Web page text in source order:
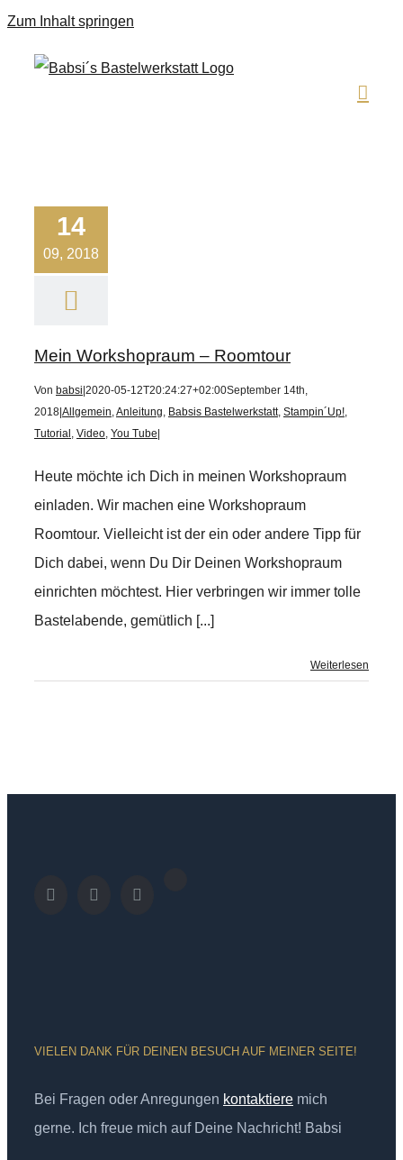
Zum Inhalt springen
14
09, 2018
Mein Workshopraum – Roomtour
Von babsi 2020-05-12T20:24:27+02:00September 14th,
2018 Allgemein,Anleitung, Babsis Bastelwerkstatt, Stampin´Up!,
Tutorial , Video, You Tube
Heute möchte ich Dich in meinen Workshopraum
einladen. Wir machen eine Workshopraum
Roomtour. Vielleicht ist der ein oder andere Tipp für
Dich dabei, wenn Du Dir Deinen Workshopraum
einrichten möchtest. Hier verbringen wir immer tolle
Bastelabende, gemütlich [...]
Weiterlesen
VIELEN DANK FÜR DEINEN BESUCH AUF MEINER SEITE!
Bei Fragen oder Anregungen kontaktiere mich
gerne. Ich freue mich auf Deine Nachricht! Babsi